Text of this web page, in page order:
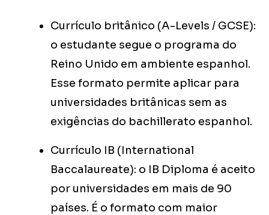
Currículo britânico (A-Levels / GCSE):
o estudante segue o programa do
Reino Unido em ambiente espanhol.
Esse formato permite aplicar para
universidades britânicas sem as
exigências do bachillerato espanhol.
Currículo IB (International
Baccalaureate): o IB Diploma é aceito
por universidades em mais de 90
países. É o formato com maior